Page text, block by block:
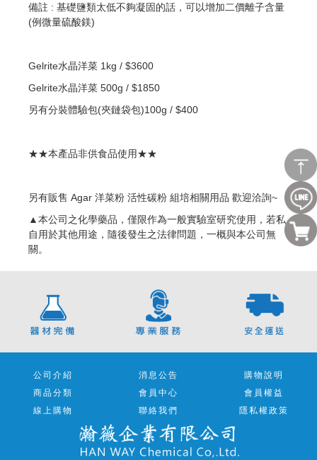
備註 : 基礎鹽類太低不夠凝固的話，可以增加二價離子含量
(例微量硫酸鎂)
Gelrite水晶洋菜 1kg / $3600
Gelrite水晶洋菜 500g / $1850
另有分裝體驗包(夾鏈袋包)100g / $400
★★本產品非供食品使用★★
另有販售 Agar 洋菜粉 活性碳粉 組培相關用品 歡迎洽詢~
▲本公司之化學藥品，僅限作為一般實驗室研究使用，若私
自用於其他用途，隨後發生之法律問題，一概與本公司無
關。
公司介紹 消息公告
購物說明
商品分類
會員中心
會員權益
線上購物
聯絡我們 隱私權政策